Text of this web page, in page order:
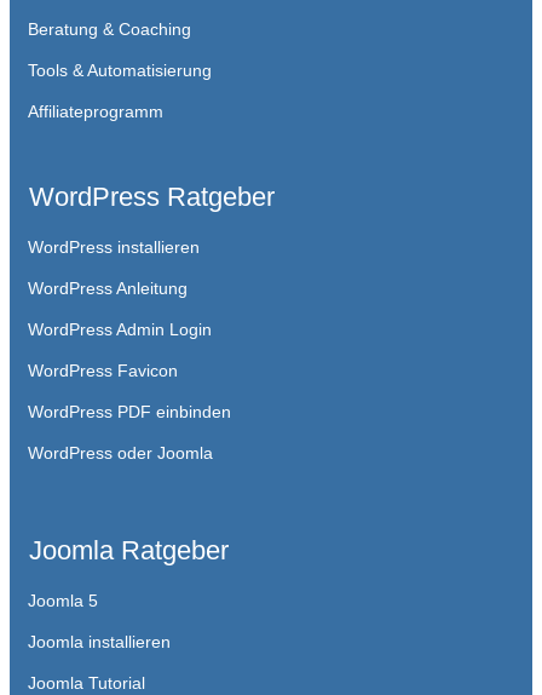
Beratung & Coaching
Tools & Automatisierung
Affiliateprogramm
WordPress Ratgeber
WordPress installieren
WordPress Anleitung
WordPress Admin Login
WordPress Favicon
WordPress PDF einbinden
WordPress oder Joomla
Joomla Ratgeber
Joomla 5
Joomla installieren
Joomla Tutorial